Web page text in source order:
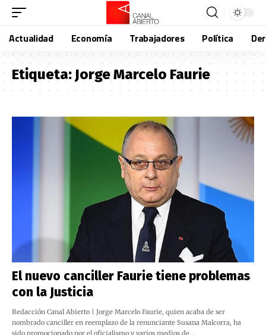
Actualidad Economía Trabajadores Política
Etiqueta:Jorge Marcelo Faurie
El nuevo canciller Faurie tiene problemas
con la Justicia
Redacción Canal Abierto | Jorge Marcelo Faurie, quien acaba de ser
nombrado canciller en reemplazo de la renunciante Susana Malcorra, ha
sido promocionado por el oficialismo y varios medios de…